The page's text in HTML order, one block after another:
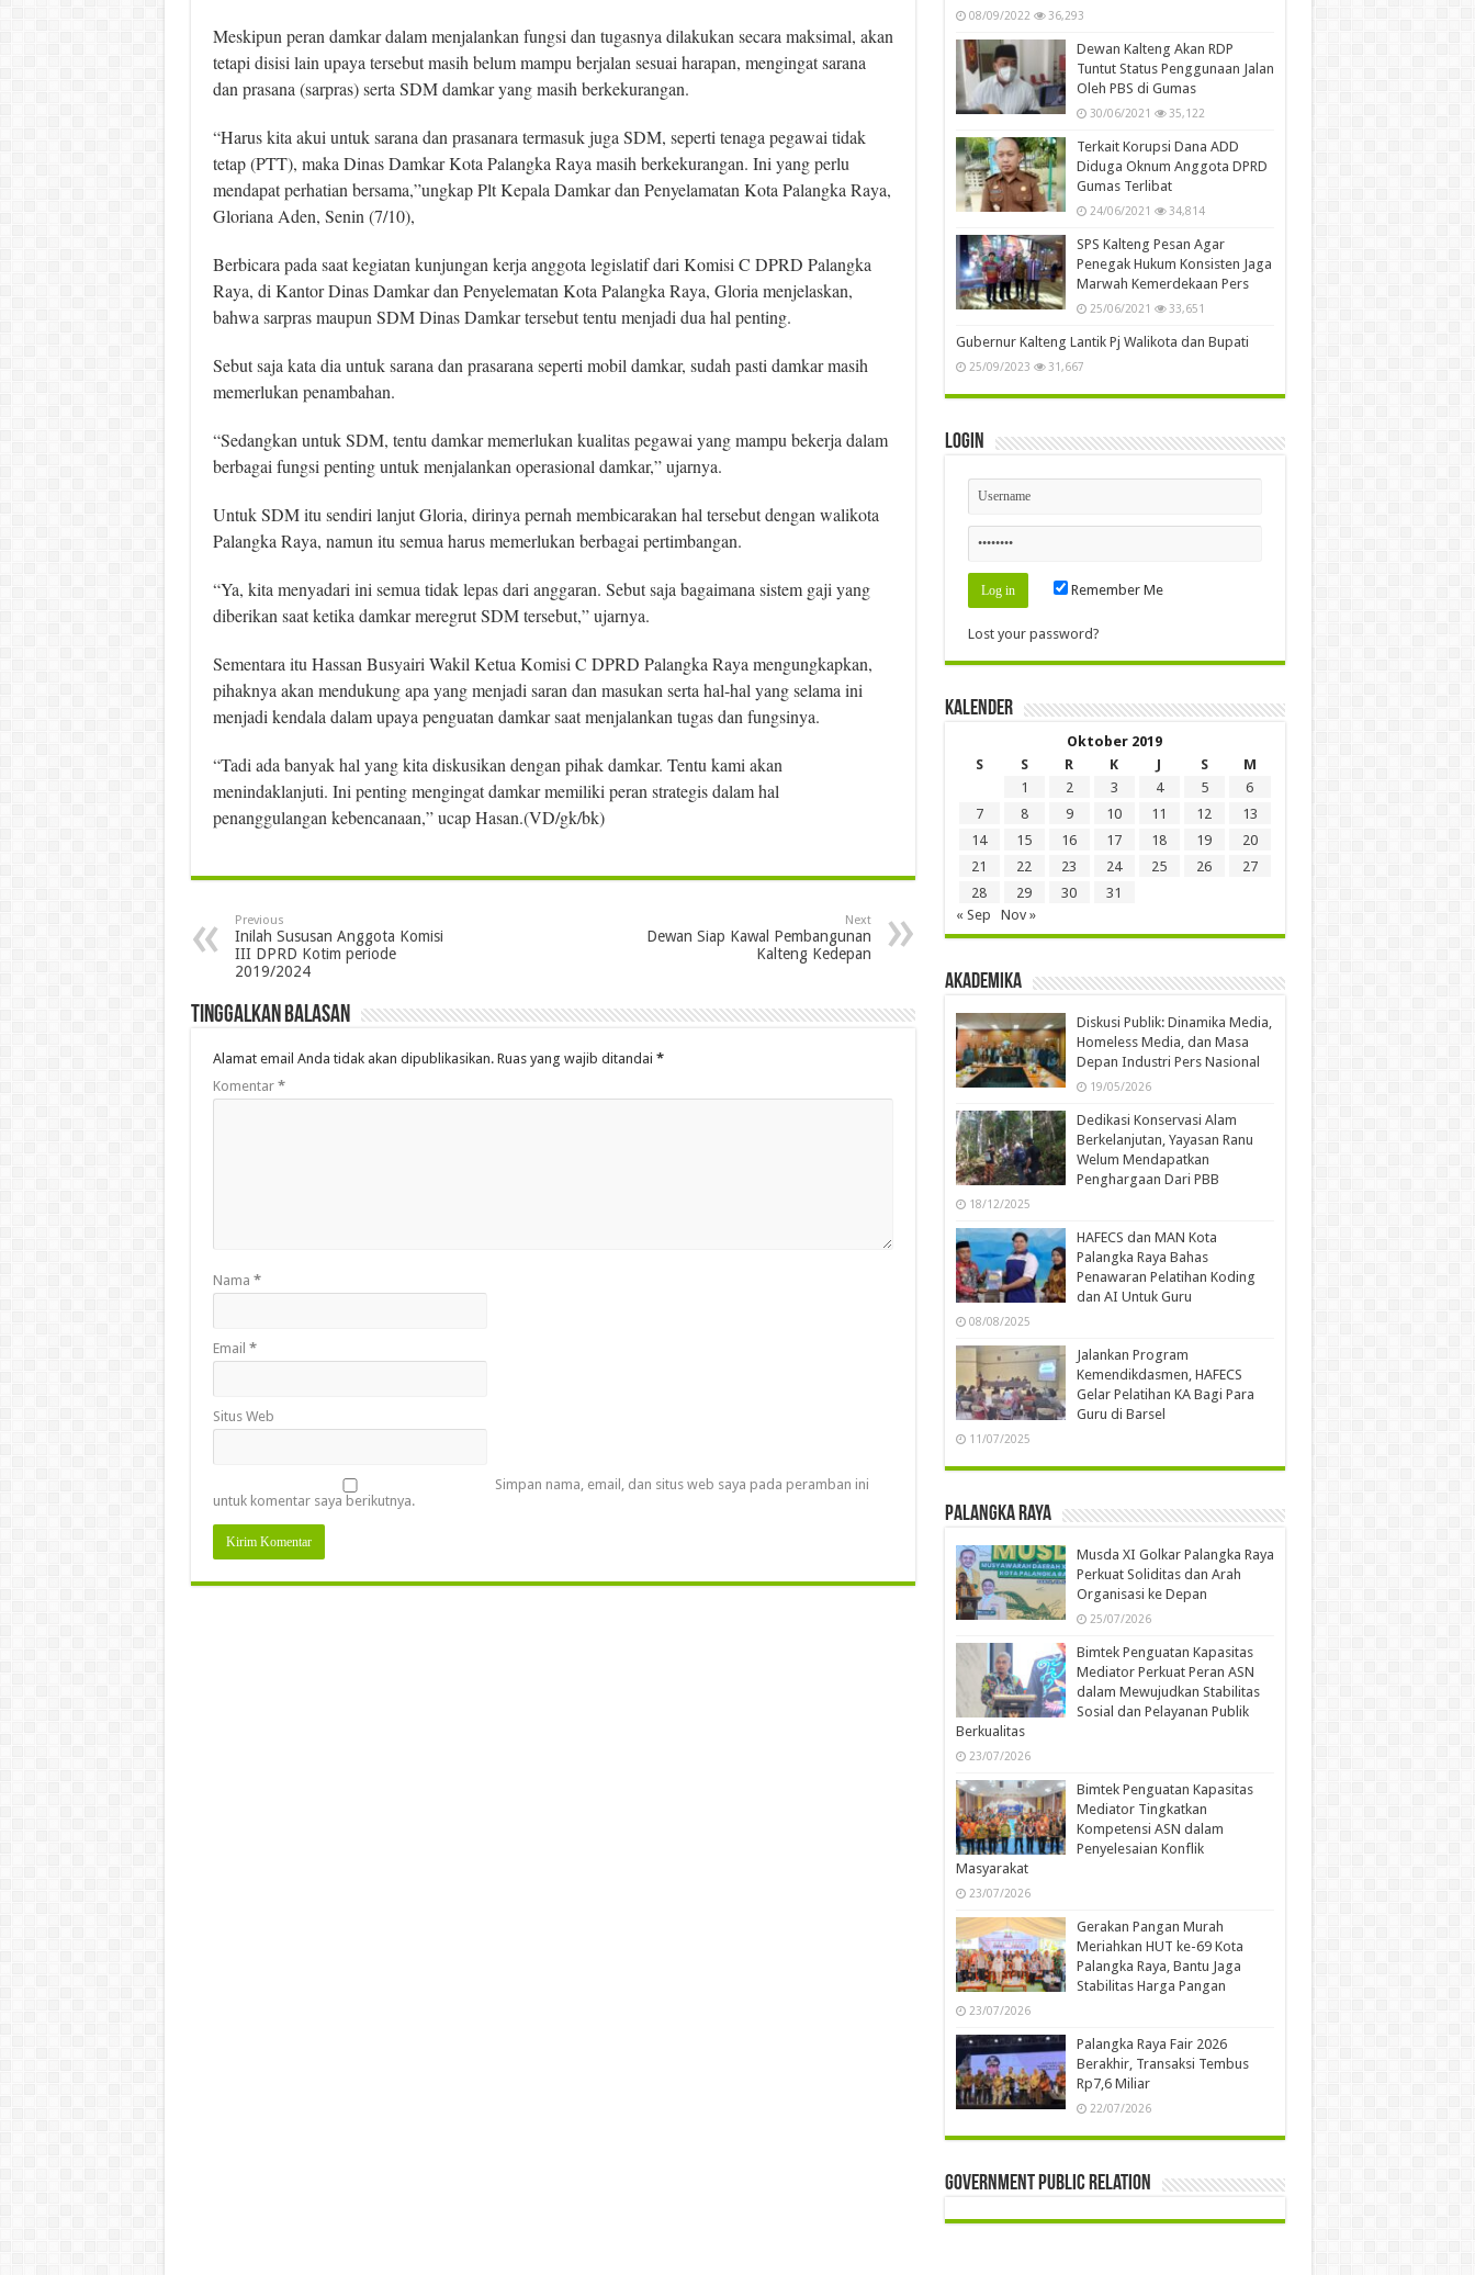
Meskipun peran damkar dalam menjalankan fungsi dan tugasnya dilakukan secara maksimal, akan
tetapi disisi lain upaya tersebut masih belum mampu berjalan sesuai harapan, mengingat sarana
dan prasana (sarpras) serta SDM damkar yang masih berkekurangan.
“Harus kita akui untuk sarana dan prasanara termasuk juga SDM, seperti tenaga pegawai tidak
tetap (PTT), maka Dinas Damkar Kota Palangka Raya masih berkekurangan. Ini yang perlu
mendapat perhatian bersama,”ungkap Plt Kepala Damkar dan Penyelamatan Kota Palangka Raya,
Gloriana Aden, Senin (7/10),
Berbicara pada saat kegiatan kunjungan kerja anggota legislatif dari Komisi C DPRD Palangka
Raya, di Kantor Dinas Damkar dan Penyelematan Kota Palangka Raya, Gloria menjelaskan,
bahwa sarpras maupun SDM Dinas Damkar tersebut tentu menjadi dua hal penting.
Sebut saja kata dia untuk sarana dan prasarana seperti mobil damkar, sudah pasti damkar masih
memerlukan penambahan.
“Sedangkan untuk SDM, tentu damkar memerlukan kualitas pegawai yang mampu bekerja dalam
berbagai fungsi penting untuk menjalankan operasional damkar,” ujarnya.
Untuk SDM itu sendiri lanjut Gloria, dirinya pernah membicarakan hal tersebut dengan walikota
Palangka Raya, namun itu semua harus memerlukan berbagai pertimbangan.
“Ya, kita menyadari ini semua tidak lepas dari anggaran. Sebut saja bagaimana sistem gaji yang
diberikan saat ketika damkar meregrut SDM tersebut,” ujarnya.
Sementara itu Hassan Busyairi Wakil Ketua Komisi C DPRD Palangka Raya mengungkapkan,
pihaknya akan mendukung apa yang menjadi saran dan masukan serta hal-hal yang selama ini
menjadi kendala dalam upaya penguatan damkar saat menjalankan tugas dan fungsinya.
“Tadi ada banyak hal yang kita diskusikan dengan pihak damkar. Tentu kami akan
menindaklanjuti. Ini penting mengingat damkar memiliki peran strategis dalam hal
penanggulangan kebencanaan,” ucap Hasan.(VD/gk/bk)
Previous
Inilah Sususan Anggota Komisi
III DPRD Kotim periode
2019/2024
Next
Dewan Siap Kawal Pembangunan
Kalteng Kedepan
Tinggalkan Balasan
Alamat email Anda tidak akan dipublikasikan. Ruas yang wajib ditandai *
Komentar *
Nama *
Email *
Situs Web
Simpan nama, email, dan situs web saya pada peramban ini
untuk komentar saya berikutnya.
08/09/2022 36,293
Dewan Kalteng Akan RDP
Tuntut Status Penggunaan Jalan
Oleh PBS di Gumas
30/06/2021 35,122
Terkait Korupsi Dana ADD
Diduga Oknum Anggota DPRD
Gumas Terlibat
24/06/2021 34,814
SPS Kalteng Pesan Agar
Penegak Hukum Konsisten Jaga
Marwah Kemerdekaan Pers
25/06/2021 33,651
Gubernur Kalteng Lantik Pj Walikota dan Bupati
25/09/2023 31,667
Login
Remember Me
Lost your password?
Kalender
Oktober 2019
S
S R K J S
M
1
2 3 4 5
6
7
8 9 10 11 12
13
14
15 16 17 18 19
20
21
22 23 24 25 26
27
28
29 30
31
« Sep
Nov »
Akademika
Diskusi Publik: Dinamika Media,
Homeless Media, dan Masa
Depan Industri Pers Nasional
19/05/2026
Dedikasi Konservasi Alam
Berkelanjutan, Yayasan Ranu
Welum Mendapatkan
Penghargaan Dari PBB
18/12/2025
HAFECS dan MAN Kota
Palangka Raya Bahas
Penawaran Pelatihan Koding
dan AI Untuk Guru
08/08/2025
Jalankan Program
Kemendikdasmen, HAFECS
Gelar Pelatihan KA Bagi Para
Guru di Barsel
11/07/2025
Palangka Raya
Musda XI Golkar Palangka Raya
Perkuat Soliditas dan Arah
Organisasi ke Depan
25/07/2026
Bimtek Penguatan Kapasitas
Mediator Perkuat Peran ASN
dalam Mewujudkan Stabilitas
Sosial dan Pelayanan Publik
Berkualitas
23/07/2026
Bimtek Penguatan Kapasitas
Mediator Tingkatkan
Kompetensi ASN dalam
Penyelesaian Konflik
Masyarakat
23/07/2026
Gerakan Pangan Murah
Meriahkan HUT ke-69 Kota
Palangka Raya, Bantu Jaga
Stabilitas Harga Pangan
23/07/2026
Palangka Raya Fair 2026
Berakhir, Transaksi Tembus
Rp7,6 Miliar
22/07/2026
Government Public Relation